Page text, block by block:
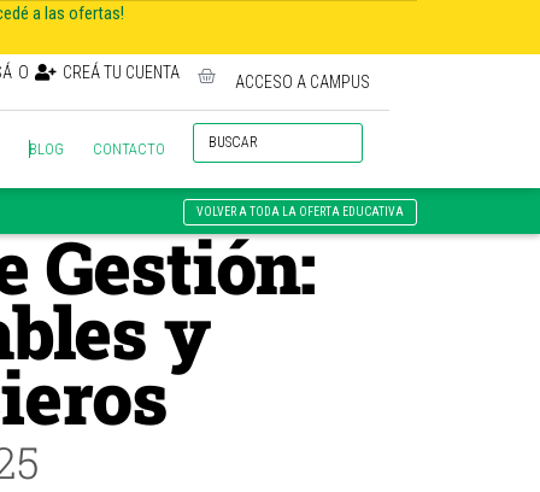
a las ofertas!
O CREÁ TU CUENTA ACCESO A CAMPUS
BLOG CONTACTO
VOLVER A TODA LA OFERTA EDUCATIVA
Gestión:
y